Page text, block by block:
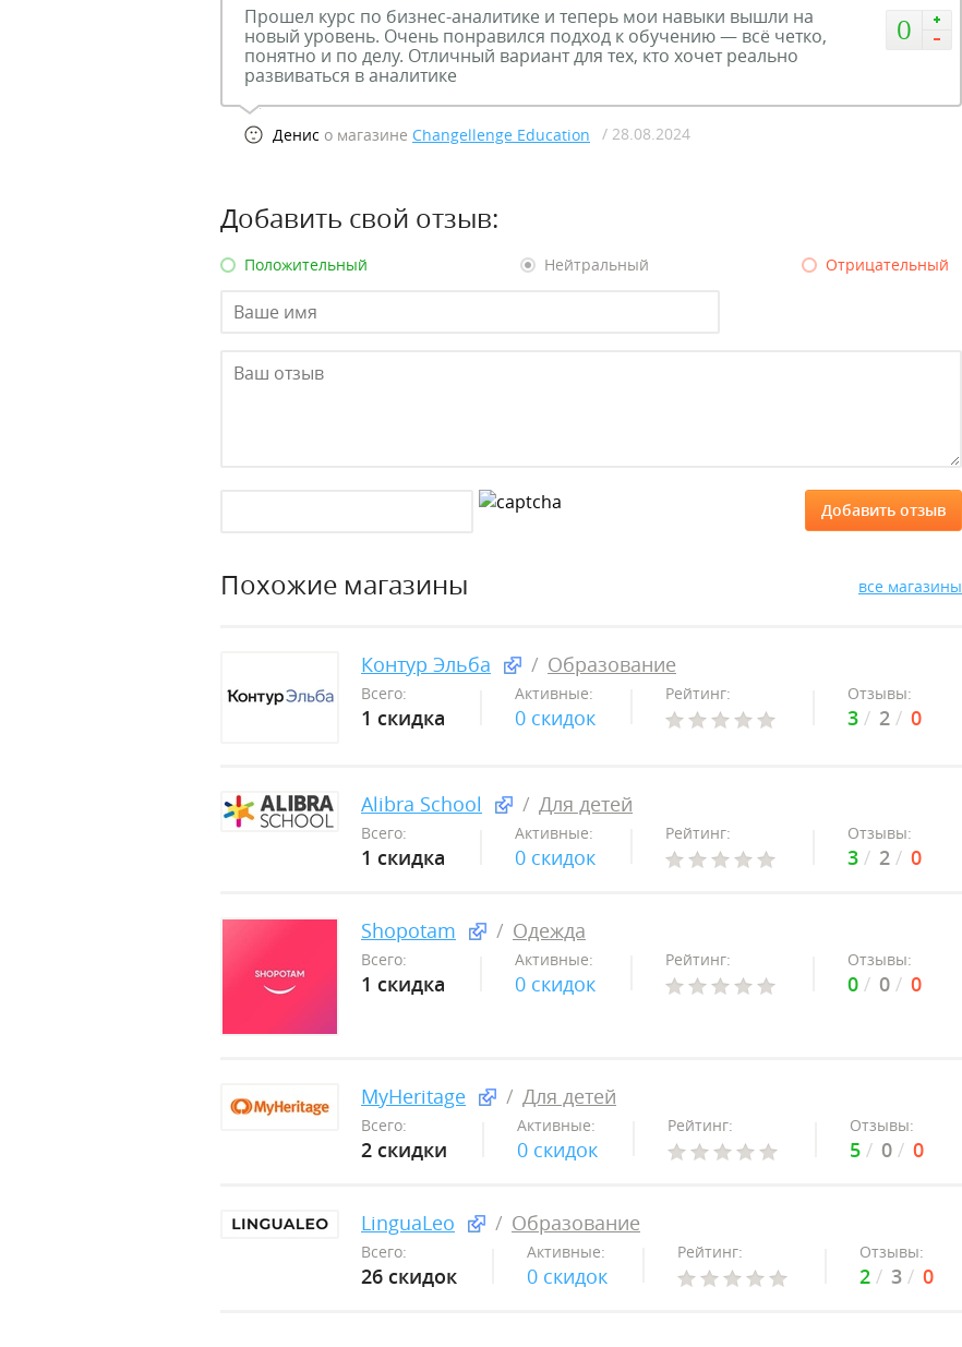
0
Прошел курс по бизнес-аналитике и теперь мои навыки вышли на
новый уровень. Очень понравился подход к обучению — всё четко,
понятно и по делу. Отличный вариант для тех, кто хочет реально
развиваться в аналитике
Денис о магазине Changellenge Education / 28.08.2024
Добавить свой отзыв:
Положительный Нейтральный Отрицательный
Похожие магазины все магазины
Контур Эльба Образование
Всего:
1 скидка
Активные:
0 скидок
Рейтинг: Отзывы:
3 2 0
Alibra School Для детей
Всего:
1 скидка
Активные:
0 скидок
Рейтинг: Отзывы:
3 2 0
Shopotam Одежда
Всего:
1 скидка
Активные:
0 скидок
Рейтинг: Отзывы:
0 0 0
MyHeritage Для детей
Всего:
2 скидки
Активные:
0 скидок
Рейтинг: Отзывы:
5 0 0
LinguaLeo Образование
Всего:
26 скидок
Активные:
0 скидок
Рейтинг: Отзывы:
2 3 0